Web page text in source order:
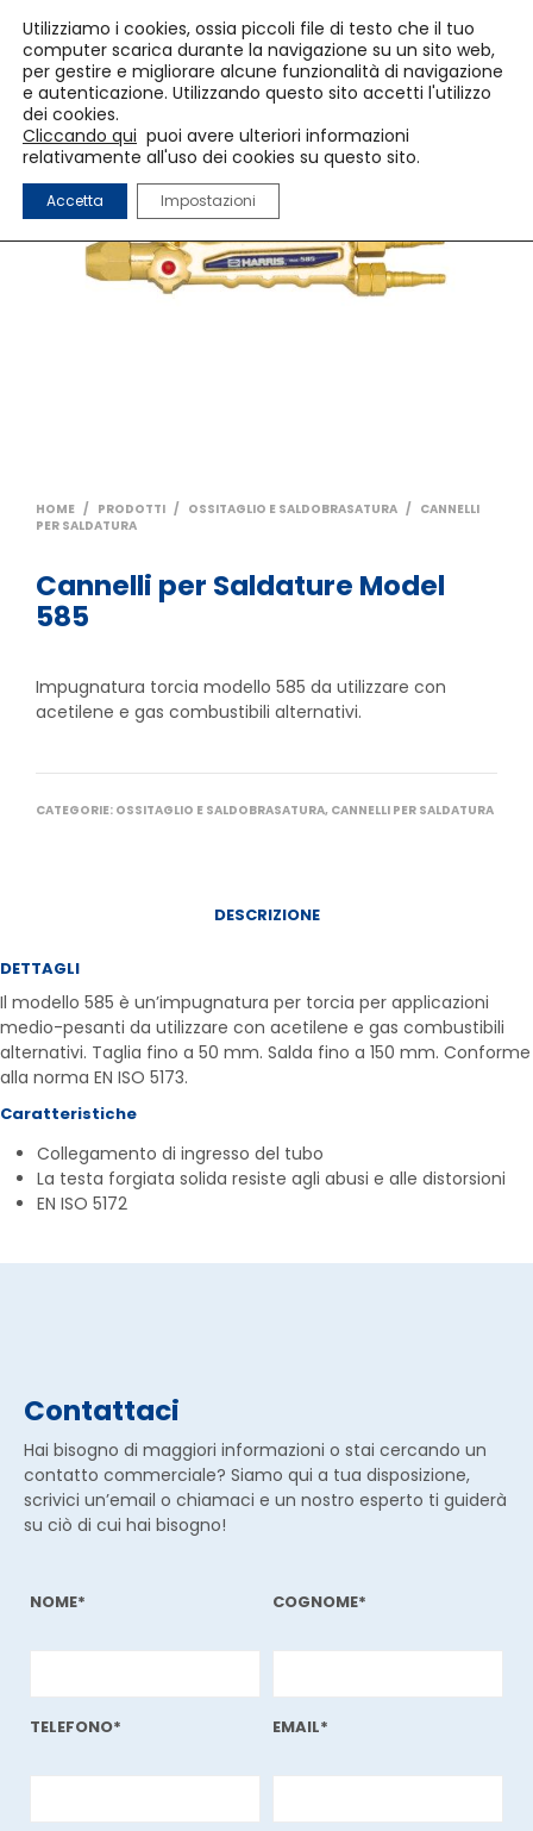
HOME / PRODOTTI / OSSITAGLIO E SALDOBRASATURA / CANNELLI
PER SALDATURA
Cannelli per Saldature Model
585
Impugnatura torcia modello 585 da utilizzare con
acetilene e gas combustibili alternativi.
CATEGORIE: OSSITAGLIO E SALDOBRASATURA, CANNELLI PER SALDATURA
DESCRIZIONE
DETTAGLI
Il modello 585 è un’impugnatura per torcia per applicazioni
medio-pesanti da utilizzare con acetilene e gas combustibili
alternativi. Taglia fino a 50 mm. Salda fino a 150 mm. Conforme
alla norma EN ISO 5173.
Caratteristiche
Collegamento di ingresso del tubo
La testa forgiata solida resiste agli abusi e alle distorsioni
EN ISO 5172
Contattaci
Hai bisogno di maggiori informazioni o stai cercando un
contatto commerciale? Siamo qui a tua disposizione,
scrivici un’email o chiamaci e un nostro esperto ti guiderà
su ciò di cui hai bisogno!
NOME* COGNOME*
TELEFONO* EMAIL*
Utilizziamo i cookies, ossia piccoli file di testo che il tuo
computer scarica durante la navigazione su un sito web,
per gestire e migliorare alcune funzionalità di navigazione
e autenticazione. Utilizzando questo sito accetti l'utilizzo
dei cookies.
Cliccando qui puoi avere ulteriori informazioni
relativamente all'uso dei cookies su questo sito.
Accetta Impostazioni